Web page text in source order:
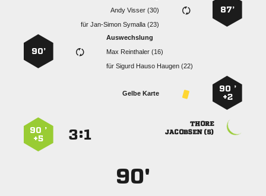
87’
  
für  
Auswechslung
  
für   
90’
90 ’
+2
Gelbe Karte

 
:
90 ’
+5
90'